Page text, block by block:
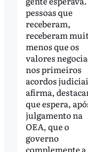
pessoas que
receberam,
receberam
menos que os
valores
nos primeiros
acordos
afirma,
que espera,
julgamento na
OEA, que o
governo
complemente a